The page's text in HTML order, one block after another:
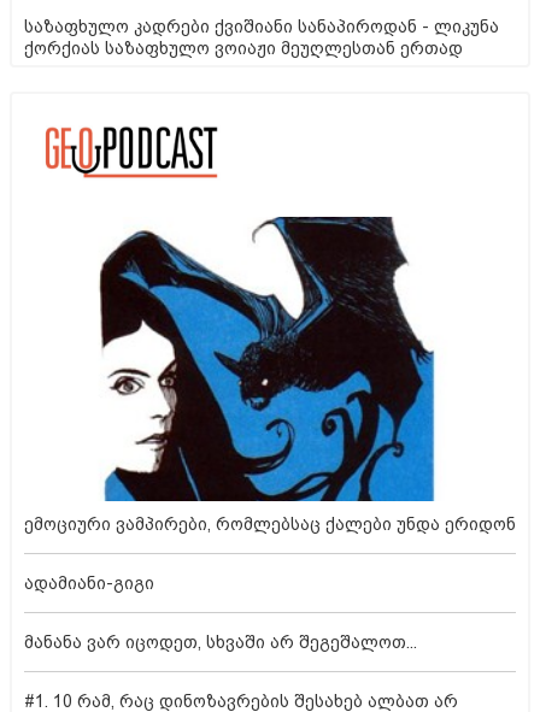
საზაფხულო კადრები ქვიშიანი სანაპიროდან - ლიკუნა
ქორქიას საზაფხულო ვოიაჟი მეუღლესთან ერთად
ემოციური ვამპირები, რომლებსაც ქალები უნდა ერიდონ
ადამიანი-გიგი
მანანა ვარ იცოდეთ, სხვაში არ შეგეშალოთ...
#1. 10 რამ, რაც დინოზავრების შესახებ ალბათ არ